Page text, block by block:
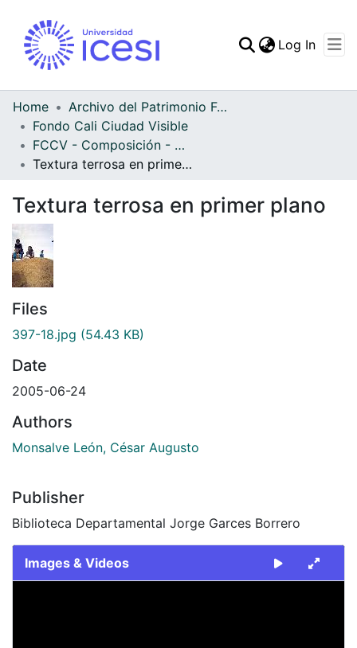
Log In
Home
Archivo del Patrimonio Fotográfico y Fílmico del Valle del Cauca
Fondo Cali Ciudad Visible
FCCV - Composición - Patrimonial
Textura terrosa en primer plano
Textura terrosa en primer plano
Files
397-18.jpg (54.43 KB)
Date
2005-06-24
Authors
Monsalve León, César Augusto
Publisher
Biblioteca Departamental Jorge Garces Borrero
Images & Videos